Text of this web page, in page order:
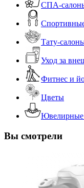
СПА-
Тату-
Уход за
Фитнес и
Цветы
Ювелирные
Вы смотрели